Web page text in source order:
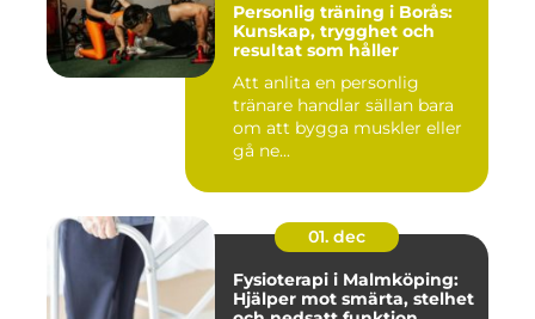
Personlig träning i Borås:
Kunskap, trygghet och
resultat som håller
Att anlita en personlig
tränare handlar sällan bara
om att bygga muskler eller
gå ne...
01. dec
Fysioterapi i Malmköping:
Hjälper mot smärta, stelhet